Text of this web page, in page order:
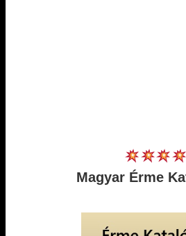
Magyar Érme